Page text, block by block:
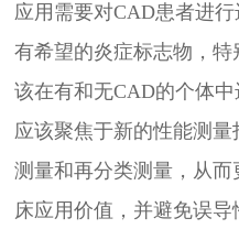
应用需要对CAD患者进
有希望的炎症标志物，特
该在有和无CAD的个体
应该聚焦于新的性能测
测量和再分类测量，从
床应用价值，并避免误